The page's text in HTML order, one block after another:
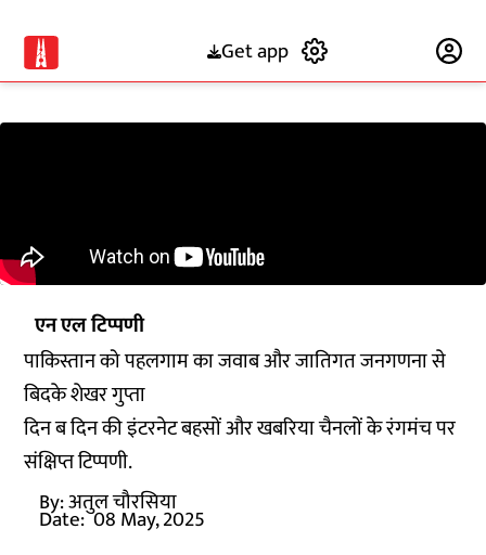
Get app
एन एल टिप्पणी
पाकिस्तान को पहलगाम का जवाब और जातिगत जनगणना से
बिदके शेखर गुप्ता
दिन ब दिन की इंटरनेट बहसों और खबरिया चैनलों के रंगमंच पर
संक्षिप्त टिप्पणी.
By:अतुल चौरसिया
Date: 08 May, 2025